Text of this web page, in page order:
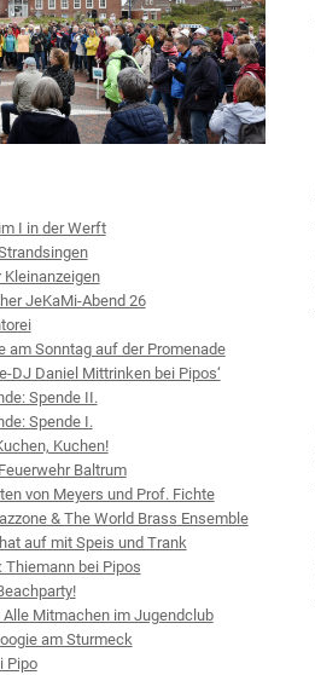
I in der Werft
Kleinanzeigen
JeKaMi-Abend 26
am Sonntag auf der Promenade
DJ Daniel Mittrinken bei Pipos‘
Spende II.
Spende I.
Kuchen!
Baltrum
von Meyers und Prof. Fichte
& The World Brass Ensemble
auf mit Speis und Trank
Thiemann bei Pipos
Alle Mitmachen im Jugendclub
am Sturmeck
Pipo